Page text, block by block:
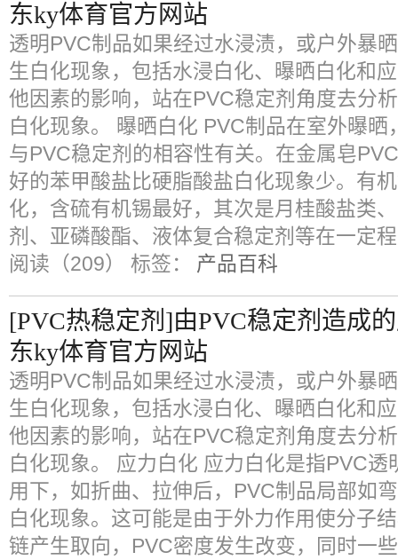
东ky体育官方网站
透明PVC制品如果经过水浸渍，或户外暴
生白化现象，包括水浸白化、曝晒白化和
他因素的影响，站在PVC稳定剂角度去分
白化现象。 曝晒白化 PVC制品在室外曝
与PVC稳定剂的相容性有关。在金属皂
好的苯甲酸盐比硬脂酸盐白化现象少。有
化，含硫有机锡最好，其次是月桂酸盐类
剂、亚磷酸酯、液体复合稳定剂等在一定
阅读（209） 标签： 产品百科
[PVC热稳定剂]由PVC稳定剂造成
东ky体育官方网站
透明PVC制品如果经过水浸渍，或户外暴
生白化现象，包括水浸白化、曝晒白化和
他因素的影响，站在PVC稳定剂角度去分
白化现象。 应力白化 应力白化是指PVC
用下，如折曲、拉伸后，PVC制品局部如
白化现象。这可能是由于外力作用使分子
链产生取向，PVC密度发生改变，同时一